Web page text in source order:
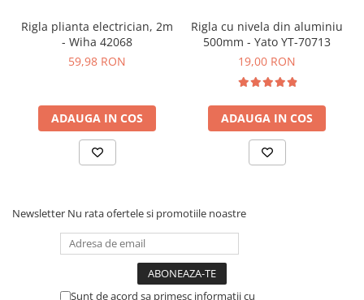
Rigla plianta electrician, 2m
- Wiha 42068
59,98 RON
ADAUGA IN COS
Rigla cu nivela din aluminiu
500mm - Yato YT-70713
19,00 RON
ADAUGA IN COS
Newsletter Nu rata ofertele si promotiile noastre
Sunt de acord sa primesc informatii cu